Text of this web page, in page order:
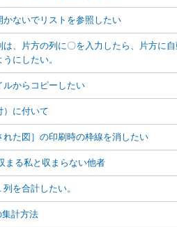
かないでリストを参照したい
は、片方の列に〇を入力したら、片方に
にしたい。
ルからコピーしたい
）に付いて
れた図］の印刷時の枠線を消したい
まる私と収まらない他者
を合計したい。
計方法